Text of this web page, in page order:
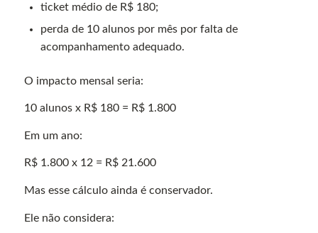
ticket médio de R$ 180;
perda de 10 alunos por mês por falta de
acompanhamento adequado.
O impacto mensal seria:
10 alunos x R$ 180 = R$ 1.800
Em um ano:
R$ 1.800 x 12 = R$ 21.600
Mas esse cálculo ainda é conservador.
Ele não considera: